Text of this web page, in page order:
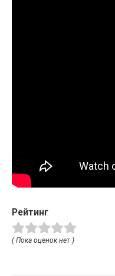
Рейтинг
( Пока оценок нет )